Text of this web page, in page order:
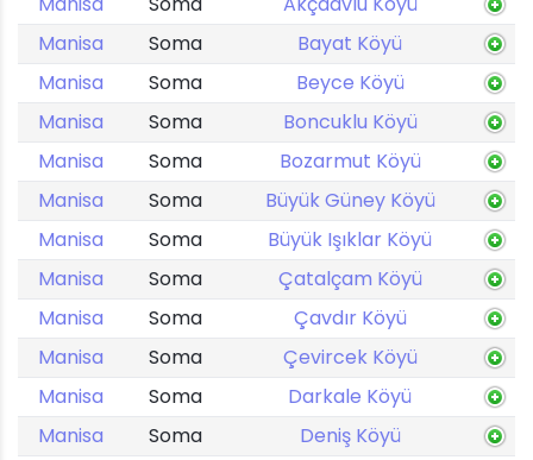
Manisa
Soma
Bayat Köyü
Manisa
Soma
Beyce Köyü
Manisa
Soma
Boncuklu Köyü
Manisa
Soma
Bozarmut Köyü
Manisa
Soma
Büyük Güney Köyü
Manisa
Soma
Büyük Işıklar Köyü
Manisa
Soma
Çatalçam Köyü
Manisa
Soma
Çavdır Köyü
Manisa
Soma
Çevircek Köyü
Manisa
Soma
Darkale Köyü
Manisa
Soma
Deniş Köyü